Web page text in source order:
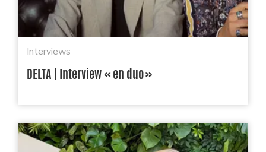
Interviews
DELTA | Interview « en duo »